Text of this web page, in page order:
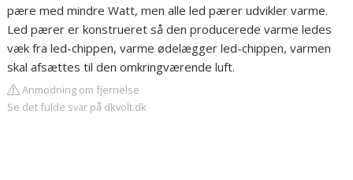
pære med mindre Watt, men alle led pærer udvikler varme.
Led pærer er konstrueret så den producerede varme ledes
væk fra led-chippen, varme ødelægger led-chippen, varmen
skal afsættes til den omkringværende luft.
Anmodning om fjernelse
Se det fulde svar på dkvolt.dk